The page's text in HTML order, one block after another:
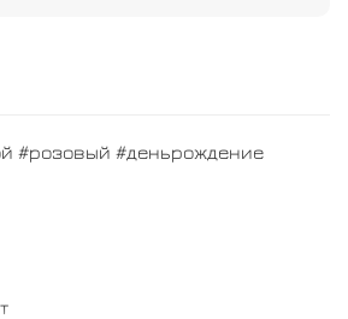
#розовый #деньрождение